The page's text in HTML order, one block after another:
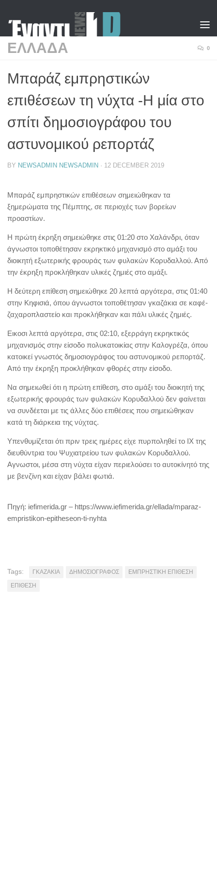
ΕΛΛΑΔΑ 0
Μπαράζ εμπρηστικών
επιθέσεων τη νύχτα -Η μία στο
σπίτι δημοσιογράφου του
αστυνομικού ρεπορτάζ
BY NEWSADMIN NEWSADMIN · 12 DECEMBER 2019
Μπαράζ εμπρηστικών επιθέσεων σημειώθηκαν τα
ξημερώματα της Πέμπτης, σε περιοχές των βορείων
προαστίων.
Η πρώτη έκρηξη σημειώθηκε στις 01:20 στο Χαλάνδρι, όταν
άγνωστοι τοποθέτησαν εκρηκτικό μηχανισμό στο αμάξι του
διοικητή εξωτερικής φρουράς των φυλακών Κορυδαλλού. Από
την έκρηξη προκλήθηκαν υλικές ζημιές στο αμάξι.
Η δεύτερη επίθεση σημειώθηκε 20 λεπτά αργότερα, στις 01:40
στην Κηφισιά, όπου άγνωστοι τοποθέτησαν γκαζάκια σε καφέ-
ζαχαροπλαστείο και προκλήθηκαν και πάλι υλικές ζημιές.
Εικοσι λεπτά αργότερα, στις 02:10, εξερράγη εκρηκτικός
μηχανισμός στην είσοδο πολυκατοικίας στην Καλογρέζα, όπου
κατοικεί γνωστός δημοσιογράφος του αστυνομικού ρεπορτάζ.
Από την έκρηξη προκλήθηκαν φθορές στην είσοδο.
Να σημειωθεί ότι η πρώτη επίθεση, στο αμάξι του διοικητή της
εξωτερικής φρουράς των φυλακών Κορυδαλλού δεν φαίνεται
να συνδέεται με τις άλλες δύο επιθέσεις που σημειώθηκαν
κατά τη διάρκεια της νύχτας.
Υπενθυμίζεται ότι πριν τρεις ημέρες είχε πυρποληθεί το ΙΧ της
διευθύντρια του Ψυχιατρείου των φυλακών Κορυδαλλού.
Αγνωστοι, μέσα στη νύχτα είχαν περιελούσει το αυτοκίνητό της
με βενζίνη και είχαν βάλει φωτιά.
Πηγή: iefimerida.gr – https://www.iefimerida.gr/ellada/mparaz-
empristikon-epitheseon-ti-nyhta
Tags: ΓΚΑΖΑΚΙΑ ΔΗΜΟΣΙΟΓΡΑΦΟΣ
ΕΜΠΡΗΣΤΙΚΗ ΕΠΙΘΕΣΗ
ΕΠΙΘΕΣΗ